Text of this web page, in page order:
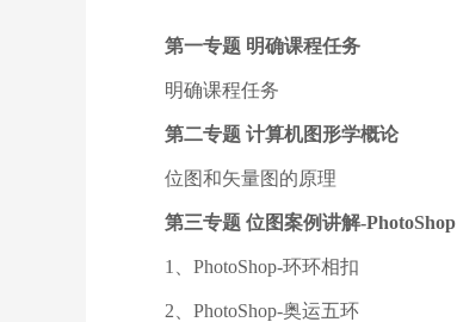
第一专题 明确课程任务
明确课程任务
第二专题 计算机图形学概论
位图和矢量图的原理
第三专题 位图案例讲解-PhotoShop
1、PhotoShop-环环相扣
2、PhotoShop-奥运五环